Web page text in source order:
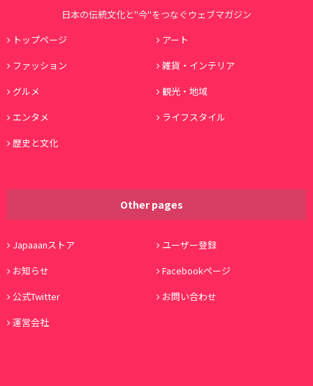
日本の伝統文化と"今"をつなぐウェブマガジン
トップページ
アート
ファッション
雑貨・インテリア
グルメ
観光・地域
エンタメ
ライフスタイル
歴史と文化
Other pages
Japaaanストア
ユーザー登録
お知らせ
Facebookページ
公式Twitter
お問い合わせ
運営会社